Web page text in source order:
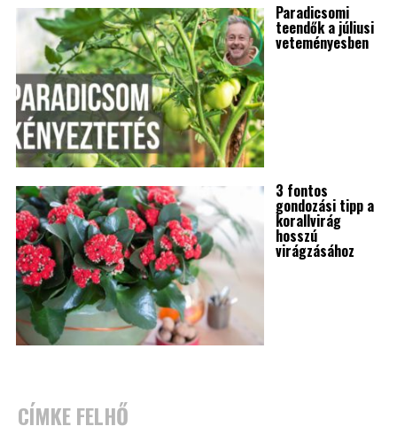
Paradicsomi
teendők a júliusi
veteményesben
3 fontos
gondozási tipp a
korallvirág
hosszú
virágzásához
CÍMKE FELHŐ